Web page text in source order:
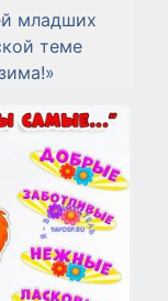
младших
теме